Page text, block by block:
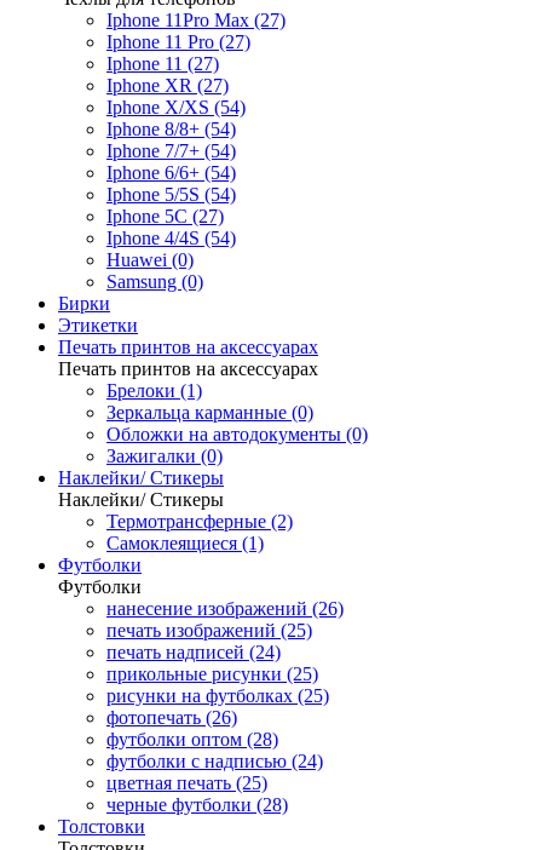
Iphone 11Pro Max (27)
Iphone 11 Pro (27)
Iphone 11 (27)
Iphone XR (27)
Iphone X/XS (54)
Iphone 8/8+ (54)
Iphone 7/7+ (54)
Iphone 6/6+ (54)
Iphone 5/5S (54)
Iphone 5C (27)
Iphone 4/4S (54)
Huawei (0)
Samsung (0)
Бирки
Этикетки
Печать принтов на аксессуарах
Печать принтов на аксессуарах
Брелоки (1)
Зеркальца карманные (0)
Обложки на автодокументы (0)
Зажигалки (0)
Наклейки/ Стикеры
Наклейки/ Стикеры
Термотрансферные (2)
Самоклеящиеся (1)
Футболки
Футболки
нанесение изображений (26)
печать изображений (25)
печать надписей (24)
прикольные рисунки (25)
рисунки на футболках (25)
фотопечать (26)
футболки оптом (28)
футболки с надписью (24)
цветная печать (25)
черные футболки (28)
Толстовки